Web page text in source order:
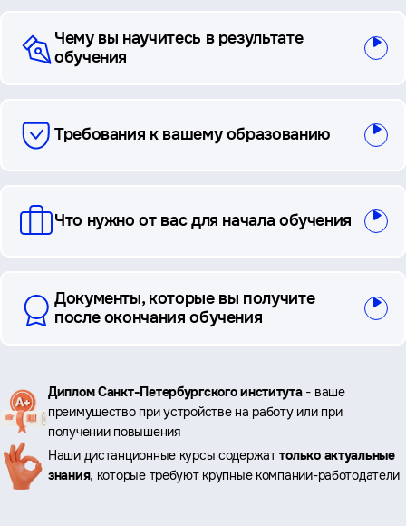
Чему вы научитесь в результате
обучения
Требования к вашему образованию
Что нужно от вас для начала обучения
Документы, которые вы получите
после окончания обучения
Ключевые
преимущества
Диплом Санкт-Петербургского института- ваше
преимущество при устройстве на работу или при
получении повышения
Наши дистанционные курсы содержаттолько актуальные
знания, которые требуют крупные компании-работодатели